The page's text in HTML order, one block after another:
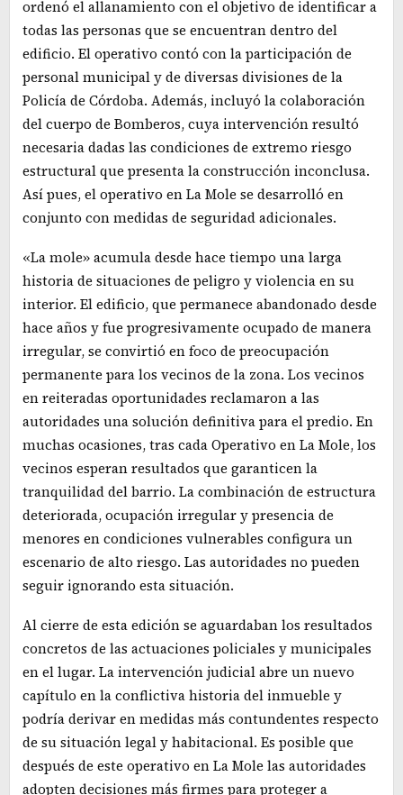
ordenó el allanamiento con el objetivo de identificar a
todas las personas que se encuentran dentro del
edificio. El operativo contó con la participación de
personal municipal y de diversas divisiones de la
Policía de Córdoba. Además, incluyó la colaboración
del cuerpo de Bomberos, cuya intervención resultó
necesaria dadas las condiciones de extremo riesgo
estructural que presenta la construcción inconclusa.
Así pues, el operativo en La Mole se desarrolló en
conjunto con medidas de seguridad adicionales.
«La mole» acumula desde hace tiempo una larga
historia de situaciones de peligro y violencia en su
interior. El edificio, que permanece abandonado desde
hace años y fue progresivamente ocupado de manera
irregular, se convirtió en foco de preocupación
permanente para los vecinos de la zona. Los vecinos
en reiteradas oportunidades reclamaron a las
autoridades una solución definitiva para el predio. En
muchas ocasiones, tras cada Operativo en La Mole, los
vecinos esperan resultados que garanticen la
tranquilidad del barrio. La combinación de estructura
deteriorada, ocupación irregular y presencia de
menores en condiciones vulnerables configura un
escenario de alto riesgo. Las autoridades no pueden
seguir ignorando esta situación.
Al cierre de esta edición se aguardaban los resultados
concretos de las actuaciones policiales y municipales
en el lugar. La intervención judicial abre un nuevo
capítulo en la conflictiva historia del inmueble y
podría derivar en medidas más contundentes respecto
de su situación legal y habitacional. Es posible que
después de este operativo en La Mole las autoridades
adopten decisiones más firmes para proteger a